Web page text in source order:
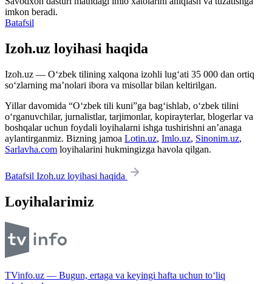
imkon beradi.
Batafsil
Izoh.uz loyihasi haqida
Izoh.uz — O‘zbek tilining xalqona izohli lug‘ati 35 000 dan ortiq
so‘zlarning ma’nolari ibora va misollar bilan keltirilgan.
Yillar davomida “O‘zbek tili kuni”ga bag‘ishlab, o‘zbek tilini
o‘rganuvchilar, jurnalistlar, tarjimonlar, kopirayterlar, blogerlar va
boshqalar uchun foydali loyihalarni ishga tushirishni an’anaga
aylantirganmiz. Bizning jamoa Lotin.uz, Imlo.uz, Sinonim.uz,
Sarlavha.com loyihalarini hukmingizga havola qilgan.
Batafsil Izoh.uz loyihasi haqida
Loyihalarimiz
TVinfo.uz — Bugun, ertaga va keyingi hafta uchun to‘liq